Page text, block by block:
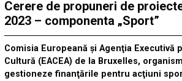
Cerere de propuneri de
2023 – componenta „Sport”
Comisia Europeană şi Agenţia Executivă
Cultură (EACEA) de la Bruxelles,
gestioneze finanţările pentru acţiuni